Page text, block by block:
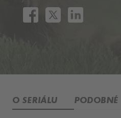
O SERIÁLU PODOBNÉ